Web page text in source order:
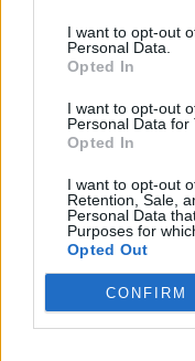
I want to opt-out
Personal Data.
Opted In
I want to opt-out
Personal Data for
Opted In
I want to opt-out
Retention, Sale,
Personal Data
Purposes for
Opted Out
CONFIRM
1 tējk. malta
1. Rīsus noskalo.
pieber rīsus.
gatavi. Atlikušo
2. Rīsiem pievieno
lēnas uguns,
minūtes. Pievieno
atlikušo pienu.